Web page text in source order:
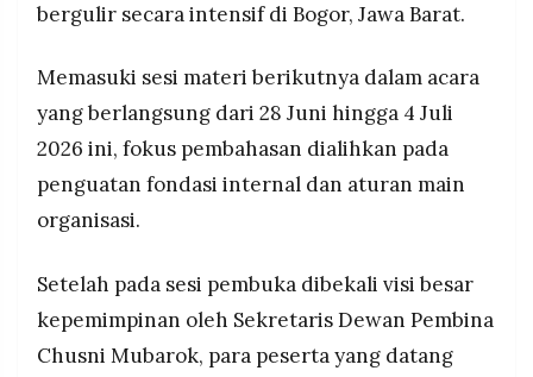
MEDIA
PRAMUDITA
©
Resolusi.co
-
PT.
RESOLUSI
agar seluruh kader dari tingkat DPW, DPC,
hingga komisariat bergerak selaras dengan visi
Kader diberi ruang menyampaikan saran dan
kritik terhadap AD/ART, namun setiap perubahan
resmi tetap harus melalui mekanisme
konstitusional di forum Musyawarah Nasional
bergulir secara intensif di Bogor, Jawa Barat.
Memasuki sesi materi berikutnya dalam acara
yang berlangsung dari 28 Juni hingga 4 Juli
2026 ini, fokus pembahasan dialihkan pada
penguatan fondasi internal dan aturan main
organisasi.
Setelah pada sesi pembuka dibekali visi besar
kepemimpinan oleh Sekretaris Dewan Pembina
Chusni Mubarok, para peserta yang datang